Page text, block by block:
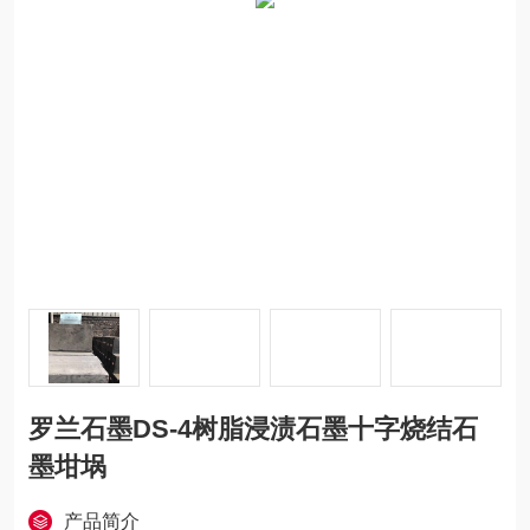
罗兰石墨DS-4树脂浸渍石墨十字烧结石
墨坩埚
产品简介